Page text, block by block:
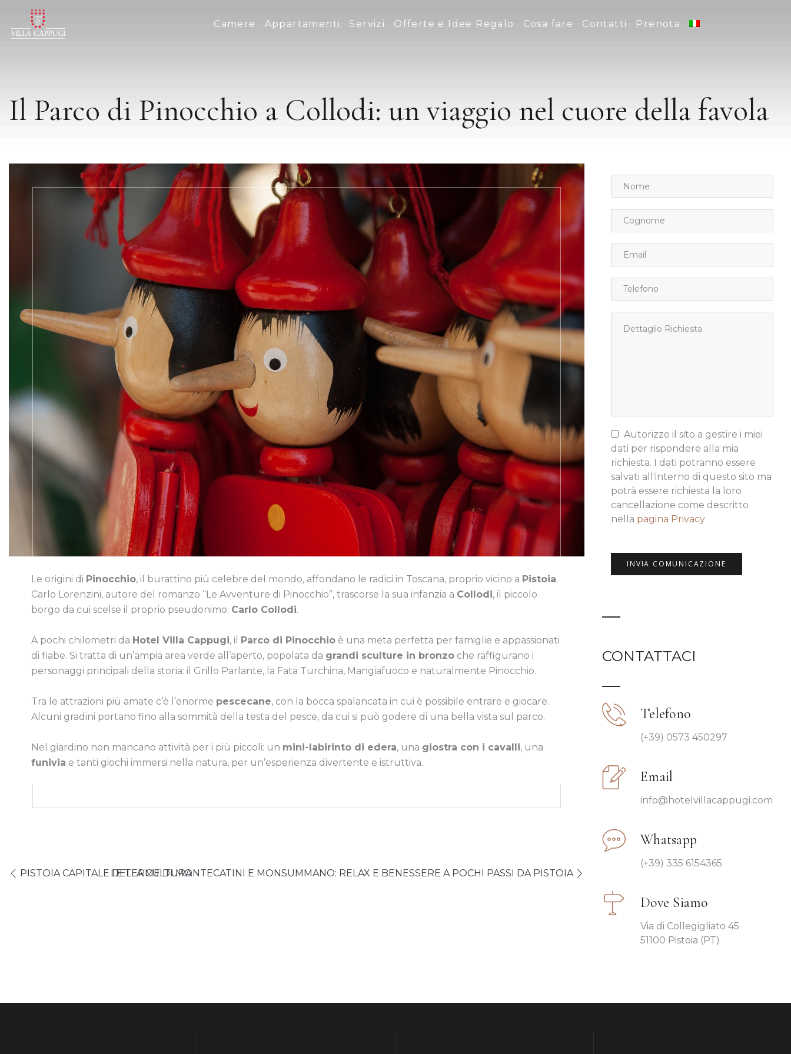
Camere Appartamenti Servizi Offerte e Idee Regalo Cosa fare Contatti Prenota
Il Parco di Pinocchio a Collodi: un viaggio nel cuore della favola
Le origini di Pinocchio, il burattino più celebre del mondo, affondano le radici in Toscana, proprio vicino a Pistoia.
Carlo Lorenzini, autore del romanzo “Le Avventure di Pinocchio”, trascorse la sua infanzia a Collodi, il piccolo
borgo da cui scelse il proprio pseudonimo: Carlo Collodi.
A pochi chilometri da Hotel Villa Cappugi, il Parco di Pinocchio è una meta perfetta per famiglie e appassionati
di fiabe. Si tratta di un’ampia area verde all’aperto, popolata da grandi sculture in bronzo che raffigurano i
personaggi principali della storia: il Grillo Parlante, la Fata Turchina, Mangiafuoco e naturalmente Pinocchio.
Tra le attrazioni più amate c’è l’enorme pescecane, con la bocca spalancata in cui è possibile entrare e giocare.
Alcuni gradini portano fino alla sommità della testa del pesce, da cui si può godere di una bella vista sul parco.
Nel giardino non mancano attività per i più piccoli: un mini-labirinto di edera, una giostra con i cavalli, una
funivia e tanti giochi immersi nella natura, per un’esperienza divertente e istruttiva.
PISTOIA CAPITALE DELLA CULTURALE TERME DI MONTECATINI E MONSUMMANO: RELAX E BENESSERE A POCHI PASSI DA PISTOIA
Autorizzo il sito a gestire i miei
dati per rispondere alla mia
richiesta. I dati potranno essere
salvati all'interno di questo sito ma
potrà essere richiesta la loro
cancellazione come descritto
nella pagina Privacy
CONTATTACI
Telefono
(+39) 0573 450297
Email
info@hotelvillacappugi.com
Whatsapp
(+39) 335 6154365
Dove Siamo
Via di Collegigliato 45
51100 Pistoia (PT)